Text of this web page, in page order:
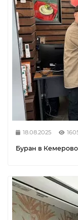
18.08.2025
Буран в